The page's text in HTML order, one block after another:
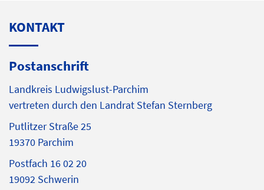
KONTAKT
Postanschrift
Landkreis Ludwigslust-Parchim
vertreten durch den Landrat Stefan Sternberg
Putlitzer Straße 25
19370 Parchim
Postfach 16 02 20
19092 Schwerin